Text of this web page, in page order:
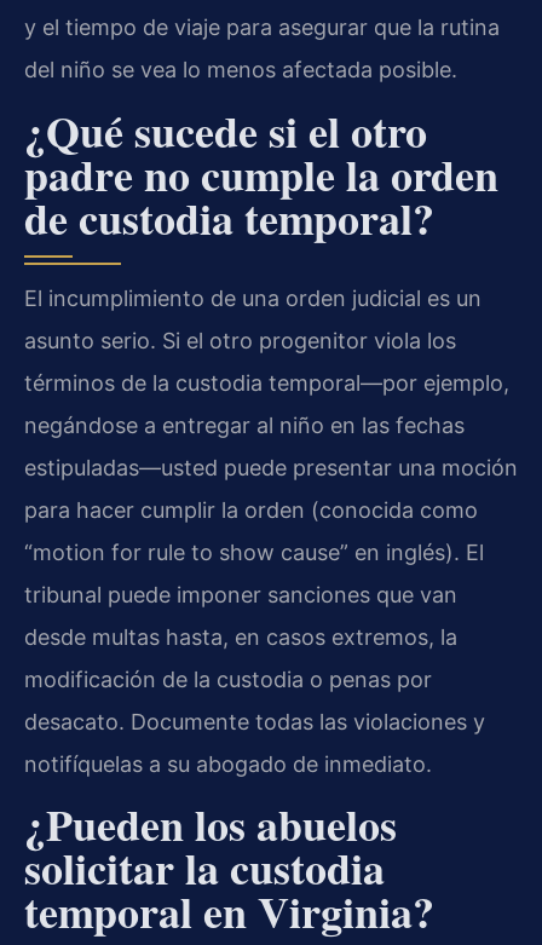
y el tiempo de viaje para asegurar que la rutina
del niño se vea lo menos afectada posible.
¿Qué sucede si el otro
padre no cumple la orden
de custodia temporal?
El incumplimiento de una orden judicial es un
asunto serio. Si el otro progenitor viola los
términos de la custodia temporal—por ejemplo,
negándose a entregar al niño en las fechas
estipuladas—usted puede presentar una moción
para hacer cumplir la orden (conocida como
“motion for rule to show cause” en inglés). El
tribunal puede imponer sanciones que van
desde multas hasta, en casos extremos, la
modificación de la custodia o penas por
desacato. Documente todas las violaciones y
notifíquelas a su abogado de inmediato.
¿Pueden los abuelos
solicitar la custodia
temporal en Virginia?